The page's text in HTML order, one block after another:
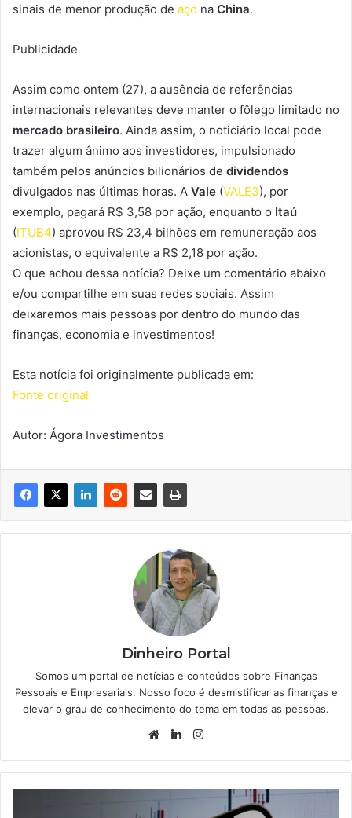
sinais de menor produção de aço na China.
Publicidade
Assim como ontem (27), a ausência de referências
internacionais relevantes deve manter o fôlego limitado no
mercado brasileiro. Ainda assim, o noticiário local pode
trazer algum ânimo aos investidores, impulsionado
também pelos anúncios bilionários de dividendos
divulgados nas últimas horas. A Vale (VALE3), por
exemplo, pagará R$ 3,58 por ação, enquanto o Itaú
(ITUB4) aprovou R$ 23,4 bilhões em remuneração aos
acionistas, o equivalente a R$ 2,18 por ação.
O que achou dessa notícia? Deixe um comentário abaixo
e/ou compartilhe em suas redes sociais. Assim
deixaremos mais pessoas por dentro do mundo das
finanças, economia e investimentos!
Esta notícia foi originalmente publicada em:
Fonte original
Autor: Ágora Investimentos
Dinheiro Portal
Somos um portal de notícias e conteúdos sobre Finanças
Pessoais e Empresariais. Nosso foco é desmistificar as finanças e
elevar o grau de conhecimento do tema em todas as pessoas.
WebsiteLinkedin